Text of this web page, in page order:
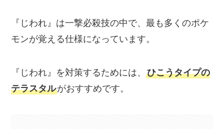
『じわれ』は一撃必殺技の中で、最も多くのポケ
モンが覚える仕様になっています。
『じわれ』を対策するためには、ひこうタイプの
テラスタルがおすすめです。